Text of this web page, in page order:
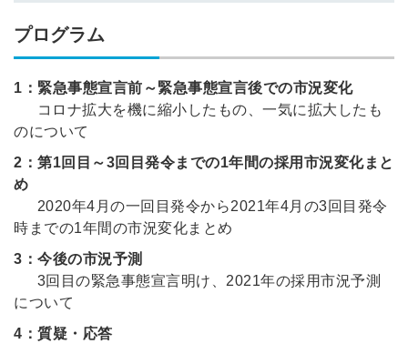
プログラム
1：緊急事態宣言前～緊急事態宣言後での市況変化
コロナ拡大を機に縮小したもの、一気に拡大したも
のについて
2：第1回目～3回目発令までの1年間の採用市況変化まと
め
2020年4月の一回目発令から2021年4月の3回目発令
時までの1年間の市況変化まとめ
3：今後の市況予測
3回目の緊急事態宣言明け、2021年の採用市況予測
について
4： 質疑・応答